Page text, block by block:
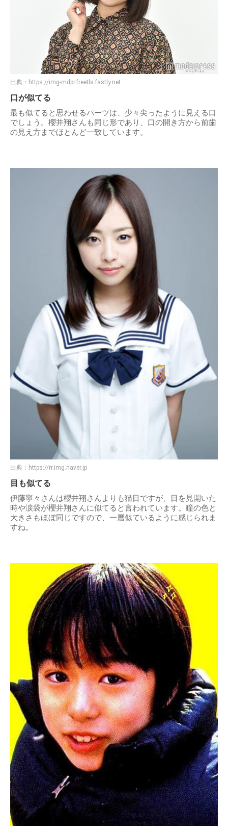
出典： https://img-mdpr.freetls.fastly.net
口が似てる
最も似てると思わせるパーツは、少々尖ったように見える口
でしょう。櫻井翔さんも同じ形であり、口の開き方から前歯
の見え方までほとんど一致しています。
出典： https://rr.img.naver.jp
目も似てる
伊藤寧々さんは櫻井翔さんよりも猫目ですが、目を見開いた
時や涙袋が櫻井翔さんに似てると言われています。瞳の色と
大きさもほぼ同じですので、一層似ているように感じられま
すね。